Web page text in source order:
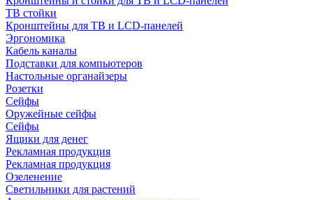
ТВ стойки
Кронштейны для ТВ и LCD-панелей
Эргономика
Кабель каналы
Подставки для компьютеров
Настольные органайзеры
Розетки
Сейфы
Оружейные сейфы
Сейфы
Ящики для денег
Рекламная продукция
Рекламная продукция
Озеленение
Светильники для растений